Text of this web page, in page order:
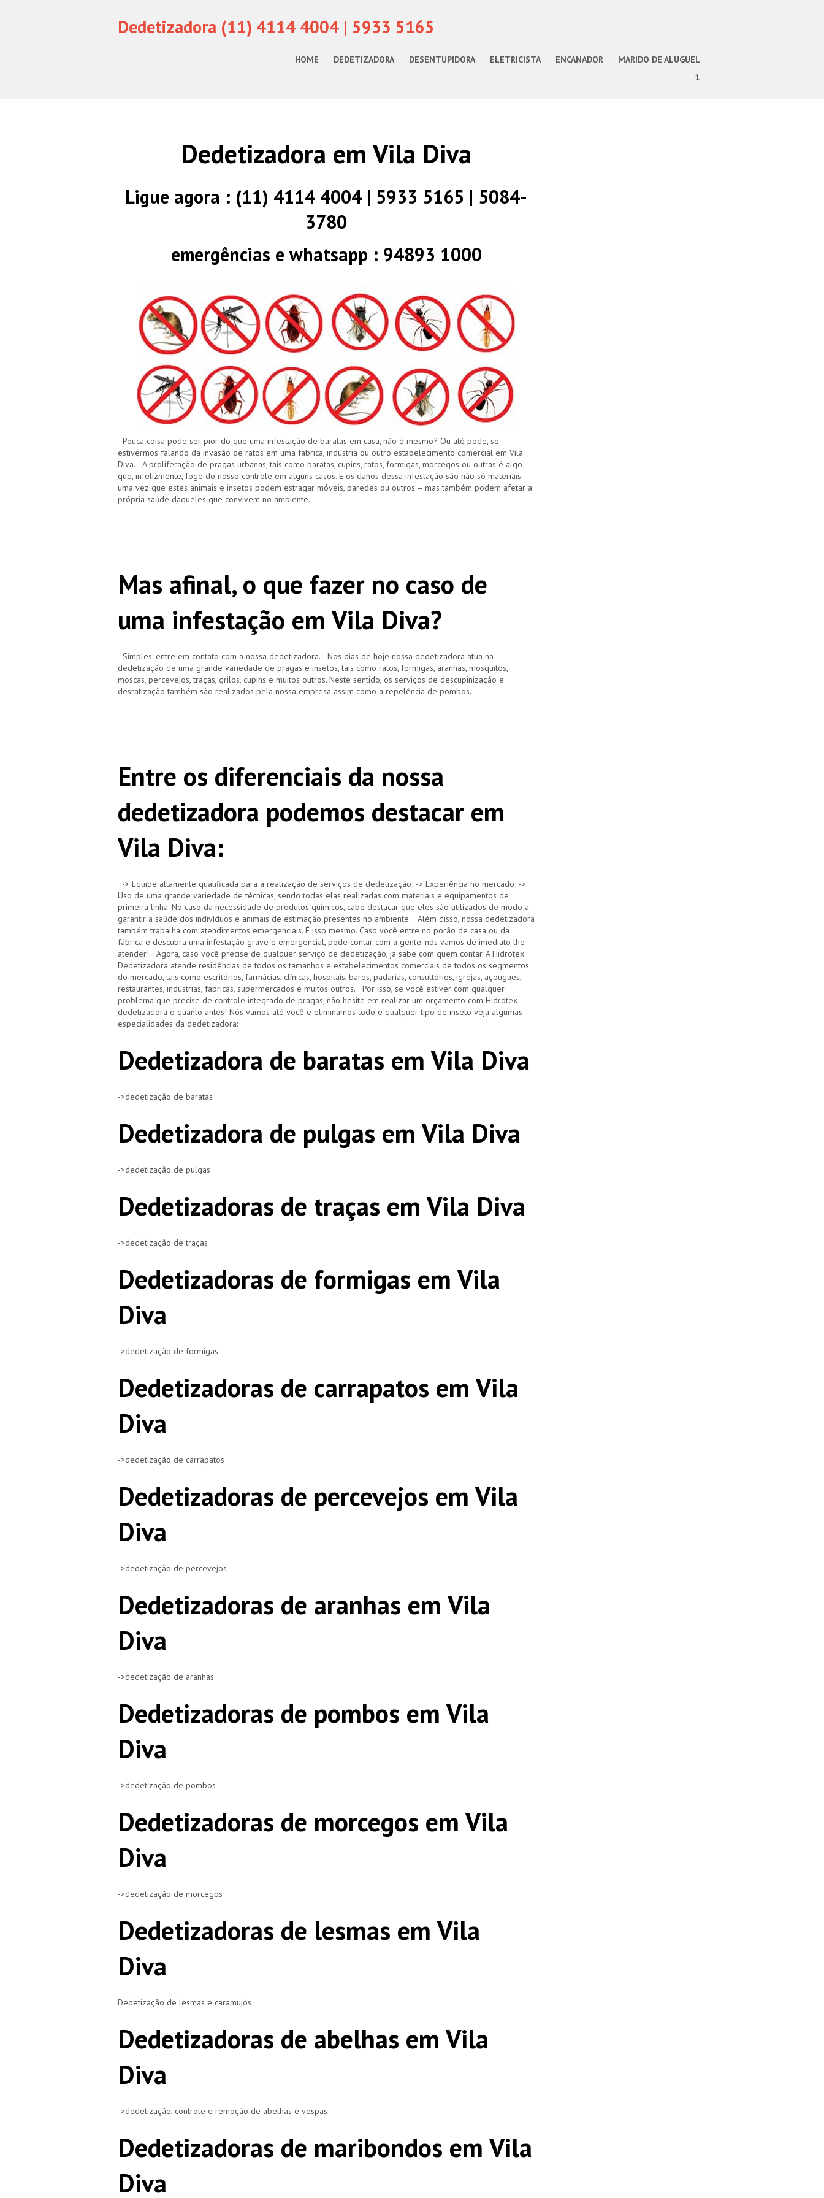
Dedetizadora (11) 4114 4004 | 5933 5165
HOME DEDETIZADORA DESENTUPIDORA ELETRICISTA ENCANADOR
MARIDO DE ALUGUEL
1
Dedetizadora em Vila Diva
Ligue agora : (11) 4114 4004 | 5933 5165 | 5084-
3780
emergências e whatsapp : 94893 1000
Pouca coisa pode ser pior do que uma infestação de baratas em casa, não é mesmo? Ou até pode, se
estivermos falando da invasão de ratos em uma fábrica, indústria ou outro estabelecimento comercial em Vila
Diva. A proliferação de pragas urbanas, tais como baratas, cupins, ratos, formigas, morcegos ou outras é algo
que, infelizmente, foge do nosso controle em alguns casos. E os danos dessa infestação são não só materiais –
uma vez que estes animais e insetos podem estragar móveis, paredes ou outros – mas também podem afetar a
própria saúde daqueles que convivem no ambiente.
Mas afinal, o que fazer no caso de
uma infestação em Vila Diva?
Simples: entre em contato com a nossa dedetizadora. Nos dias de hoje nossa dedetizadora atua na
dedetização de uma grande variedade de pragas e insetos, tais como ratos, formigas, aranhas, mosquitos,
moscas, percevejos, traças, grilos, cupins e muitos outros. Neste sentido, os serviços de descupinização e
desratização também são realizados pela nossa empresa assim como a repelência de pombos.
Entre os diferenciais da nossa
dedetizadora podemos destacar em
Vila Diva:
-> Equipe altamente qualificada para a realização de serviços de dedetização; -> Experiência no mercado; ->
Uso de uma grande variedade de técnicas, sendo todas elas realizadas com materiais e equipamentos de
primeira linha. No caso da necessidade de produtos químicos, cabe destacar que eles são utilizados de modo a
garantir a saúde dos indivíduos e animais de estimação presentes no ambiente. Além disso, nossa dedetizadora
também trabalha com atendimentos emergenciais. É isso mesmo. Caso você entre no porão de casa ou da
fábrica e descubra uma infestação grave e emergencial, pode contar com a gente: nós vamos de imediato lhe
atender! Agora, caso você precise de qualquer serviço de dedetização, já sabe com quem contar. A Hidrotex
Dedetizadora atende residências de todos os tamanhos e estabelecimentos comerciais de todos os segmentos
do mercado, tais como escritórios, farmácias, clínicas, hospitais, bares, padarias, consultórios, igrejas, açougues,
restaurantes, indústrias, fábricas, supermercados e muitos outros. Por isso, se você estiver com qualquer
problema que precise de controle integrado de pragas, não hesite em realizar um orçamento com Hidrotex
dedetizadora o quanto antes! Nós vamos até você e eliminamos todo e qualquer tipo de inseto veja algumas
especialidades da dedetizadora:
Dedetizadora de baratas em Vila Diva
->dedetização de baratas
Dedetizadora de pulgas em Vila Diva
->dedetização de pulgas
Dedetizadoras de traças em Vila Diva
->dedetização de traças
Dedetizadoras de formigas em Vila
Diva
->dedetização de formigas
Dedetizadoras de carrapatos em Vila
Diva
->dedetização de carrapatos
Dedetizadoras de percevejos em Vila
Diva
->dedetização de percevejos
Dedetizadoras de aranhas em Vila
Diva
->dedetização de aranhas
Dedetizadoras de pombos em Vila
Diva
->dedetização de pombos
Dedetizadoras de morcegos em Vila
Diva
->dedetização de morcegos
Dedetizadoras de lesmas em Vila
Diva
Dedetização de lesmas e caramujos
Dedetizadoras de abelhas em Vila
Diva
->dedetização, controle e remoção de abelhas e vespas
Dedetizadoras de maribondos em Vila
Diva